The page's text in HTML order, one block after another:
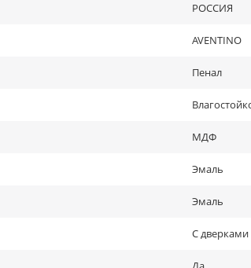
РОССИЯ
AVENTINO
Пенал
МДФ
Эмаль
Эмаль
С дверками